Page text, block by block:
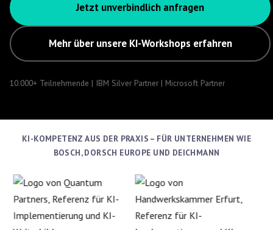
Jetzt unverbindlich anfragen
Mehr über unsere KI-Workshops erfahren
10.000+ Teilnehmende | IBM Silver Partner | Microsoft Partner
KI-KOMPETENZ AUS DER PRAXIS – FÜR UNTERNEHMEN WIE
BOSCH, DORSCH EUROPE UND DEICHMANN